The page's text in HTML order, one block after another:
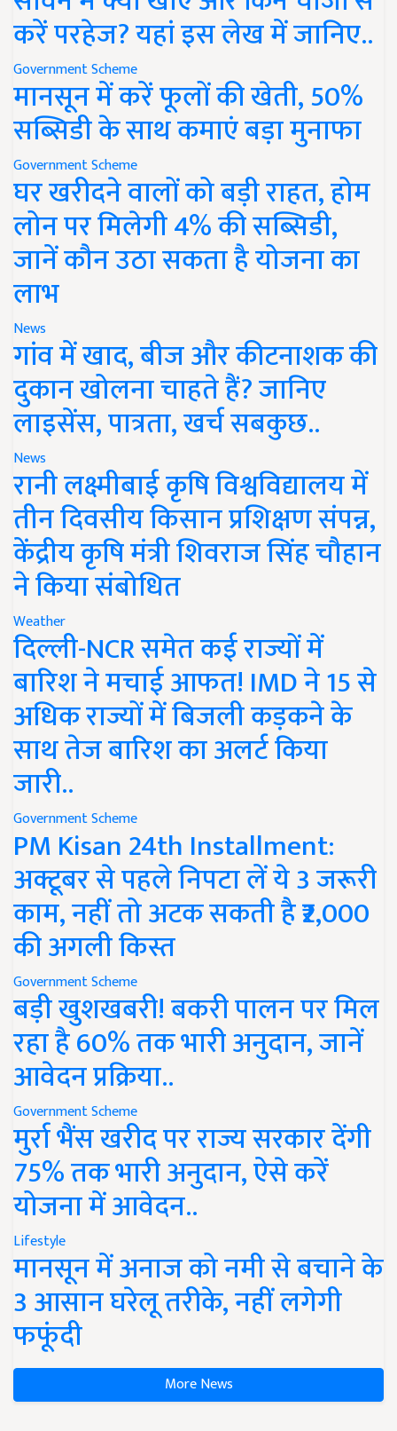
करें परहेज? यहां इस लेख में जानिए..
Government Scheme
मानसून में करें फूलों की खेती, 50%
सब्सिडी के साथ कमाएं बड़ा मुनाफा
Government Scheme
घर खरीदने वालों को बड़ी राहत, होम
लोन पर मिलेगी 4% की सब्सिडी,
जानें कौन उठा सकता है योजना का
लाभ
News
गांव में खाद, बीज और कीटनाशक की
दुकान खोलना चाहते हैं? जानिए
लाइसेंस, पात्रता, खर्च सबकुछ..
News
रानी लक्ष्मीबाई कृषि विश्वविद्यालय में
तीन दिवसीय किसान प्रशिक्षण संपन्न,
केंद्रीय कृषि मंत्री शिवराज सिंह चौहान
ने किया संबोधित
Weather
दिल्ली-NCR समेत कई राज्यों में
बारिश ने मचाई आफत! IMD ने 15 से
अधिक राज्यों में बिजली कड़कने के
साथ तेज बारिश का अलर्ट किया
जारी..
Government Scheme
PM Kisan 24th Installment:
अक्टूबर से पहले निपटा लें ये 3 जरूरी
काम, नहीं तो अटक सकती है ₹2,000
की अगली किस्त
Government Scheme
बड़ी खुशखबरी! बकरी पालन पर मिल
रहा है 60% तक भारी अनुदान, जानें
आवेदन प्रक्रिया..
Government Scheme
मुर्रा भैंस खरीद पर राज्य सरकार देंगी
75% तक भारी अनुदान, ऐसे करें
योजना में आवेदन..
Lifestyle
मानसून में अनाज को नमी से बचाने के
3 आसान घरेलू तरीके, नहीं लगेगी
फफूंदी
More News